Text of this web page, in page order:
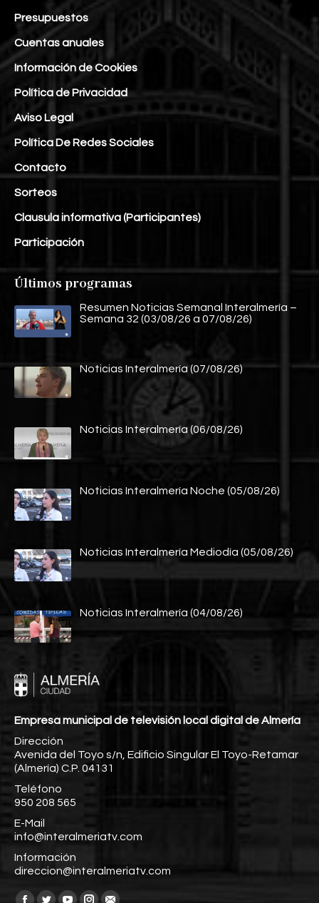
Presupuestos
Cuentas anuales
Información de Cookies
Política de Privacidad
Aviso Legal
Política De Redes Sociales
Contacto
Sorteos
Clausula informativa (Participantes)
Participación
Últimos programas
Resumen Noticias Semanal Interalmería –
Semana 32 (03/08/26 a 07/08/26)
Noticias Interalmería (07/08/26)
Noticias Interalmería (06/08/26)
Noticias Interalmería Noche (05/08/26)
Noticias Interalmería Mediodía (05/08/26)
Noticias Interalmería (04/08/26)
Empresa municipal de televisión local digital de Almería
Dirección
Avenida del Toyo s/n, Edificio Singular El Toyo-Retamar
(Almería) C.P. 04131
Teléfono
950 208 565
E-Mail
info@interalmeriatv.com
Información
direccion@interalmeriatv.com
Encuéntranos en: